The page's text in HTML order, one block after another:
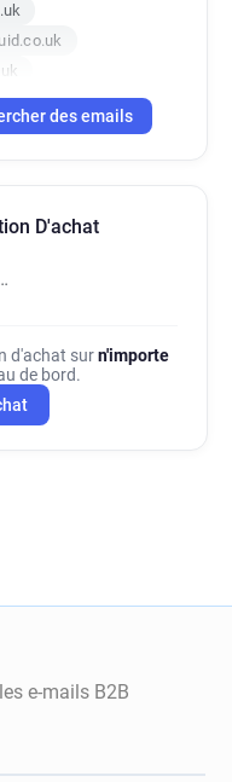
des emails
D'achat
d'achat surn'importe
de bord.
e-mails B2B